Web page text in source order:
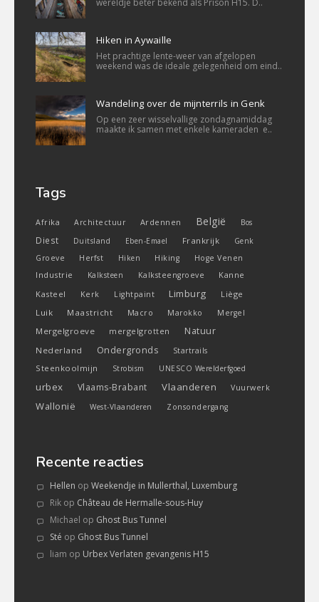
wereldje beter bekend als Prison H15. D..
Hiken in Aywaille
Het prachtige lente-weer van afgelopen
weekend was de ideale gelegenheid om eind..
Wandeling over de mijnterrils in Genk
Op een zeer wisselvallige zondagnamiddag
maakte ik samen met enkele kameraden e..
Tags
Afrika Architectuur Ardennen België Bos
Diest Duitsland Eben-Emael Frankrijk
Genk
Groeve
Herfst Hiken Hiking Hoge Venen
Industrie Kalksteen Kalksteengroeve
Kanne
Kasteel
Kerk Lightpaint Limburg
Liège
Luik
Maastricht Macro Marokko Mergel
Mergelgroeve mergelgrotten Natuur
Nederland Ondergronds Startrails
Steenkoolmijn Strobism UNESCO Werelderfgoed
urbex Vlaams-Brabant Vlaanderen Vuurwerk
Wallonië West-Vlaanderen Zonsondergang
Recente reacties
Hellen op Weekendje in Mullerthal, Luxemburg
Rik op Château de Hermalle-sous-Huy
Michael op Ghost Bus Tunnel
Sté op Ghost Bus Tunnel
liam op Urbex Verlaten gevangenis H15